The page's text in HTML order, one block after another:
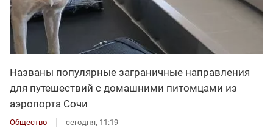
Названы популярные заграничные направления
для путешествий с домашними питомцами из
аэропорта Сочи
Общество сегодня, 11:19